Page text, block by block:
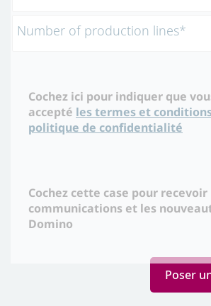
Number of production lines*
Cochez ici pour indiquer que
accepté les termes et
politique de confidentialité
Cochez cette case pour recevoir
communications et les
Domino